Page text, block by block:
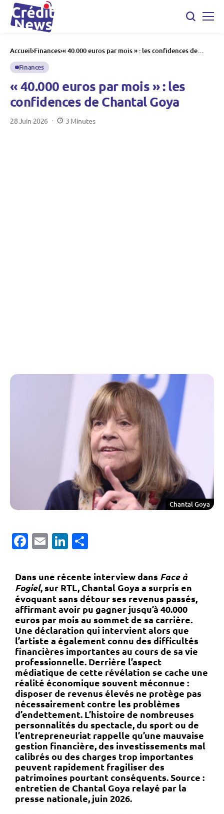
Accueil Finances « 40.000 euros par mois » : les confidences de
Finances
« 40.000 euros par mois » : les
confidences de Chantal Goya
28 Juin 2026 3 Minutes
Chantal Goya
Facebook
EmailLinkedIn
Dans une récente interview dans Face à
Fogiel, sur RTL, Chantal Goya a surpris en
évoquant sans détour ses revenus passés,
affirmant avoir pu gagner jusqu’à 40.000
euros par mois au sommet de sa carrière.
Une déclaration qui intervient alors que
l’artiste a également connu des difficultés
financières importantes au cours de sa vie
professionnelle. Derrière l’aspect
médiatique de cette révélation se cache une
réalité économique souvent méconnue :
disposer de revenus élevés ne protège pas
nécessairement contre les problèmes
d’endettement. L’histoire de nombreuses
personnalités du spectacle, du sport ou de
l’entrepreneuriat rappelle qu’une mauvaise
gestion financière, des investissements mal
calibrés ou des charges trop importantes
peuvent rapidement fragiliser des
patrimoines pourtant conséquents. Source :
entretien de Chantal Goya relayé par la
presse nationale, juin 2026.